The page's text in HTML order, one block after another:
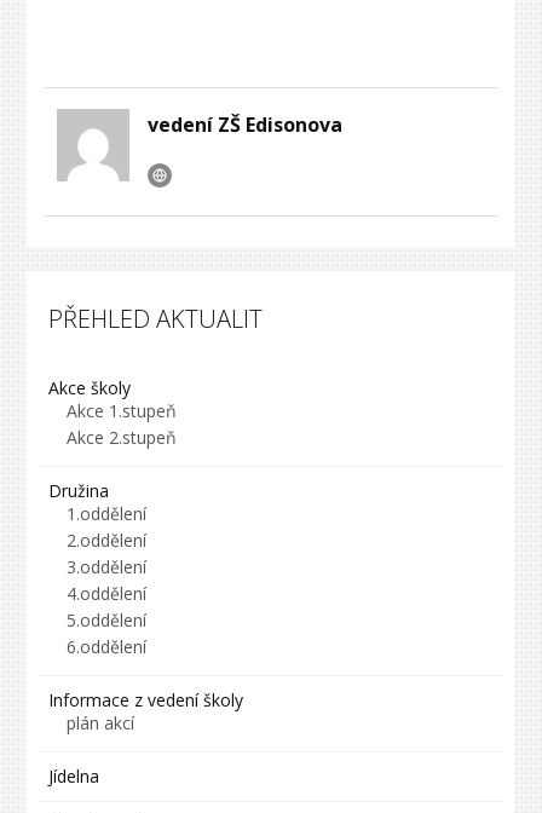
vedení ZŠ Edisonova
PŘEHLED AKTUALIT
Akce školy
Akce 1.stupeň
Akce 2.stupeň
Družina
1.oddělení
2.oddělení
3.oddělení
4.oddělení
5.oddělení
6.oddělení
Informace z vedení školy
plán akcí
Jídelna